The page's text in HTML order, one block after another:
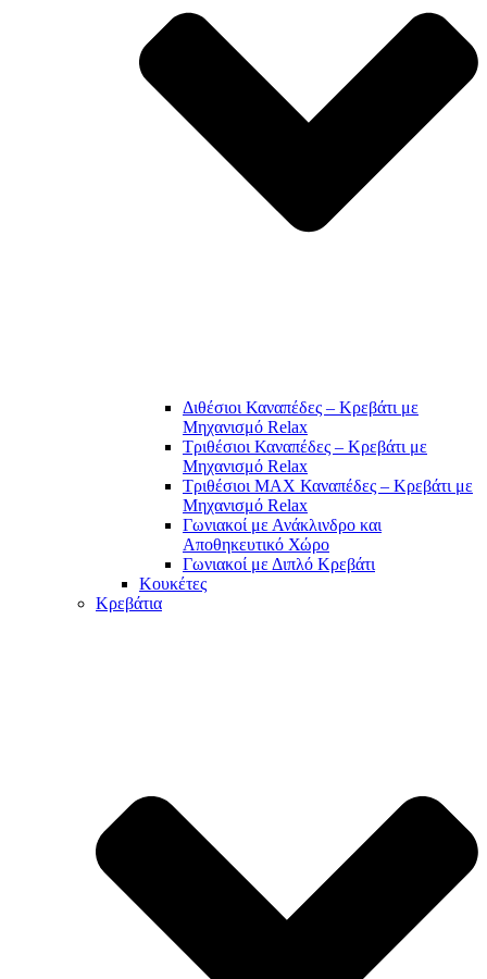
Διθέσιοι Καναπέδες – Κρεβάτι με
Μηχανισμό Relax
Τριθέσιοι Καναπέδες – Κρεβάτι με
Μηχανισμό Relax
Τριθέσιοι MAX Καναπέδες – Κρεβάτι με
Μηχανισμό Relax
Γωνιακοί με Ανάκλινδρο και
Αποθηκευτικό Χώρο
Γωνιακοί με Διπλό Κρεβάτι
Κουκέτες
Κρεβάτια